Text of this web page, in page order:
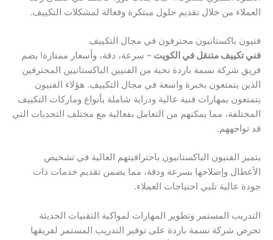
العملاء من خلال تقديم حلول مبتكرة وفعالة لمشكلات التكييف.
فنيون باكستانيون محترفون في مجال التكييف
فني تكييف متنقل في الكويت – سرعة، دقة، وأسعار ممتازة! يضم
فريق شركة نسمة باردة نخبة من الفنيين الباكستانيين المحترفين
الذين يتمتعون بخبرة واسعة في مجال التكييف. هؤلاء الفنيون
يتمتعون بمهارات فنية عالية ودراية شاملة بأنواع وماركات التكييف
المختلفة، مما يمكنهم من التعامل بفعالية مع مختلف التحديات التي
قد تواجههم.
يتميز الفنيون الباكستانيون باحترافيتهم العالية في تشخيص
الأعطال وإصلاحها بسرعة ودقة، مما يضمن تقديم خدمات ذات
جودة عالية تلبي احتياجات العملاء.
التدريب المستمر وتطوير المهارات لمواكبة التقنيات الحديثة
تحرص شركة نسمة باردة على توفير التدريب المستمر لفريقها